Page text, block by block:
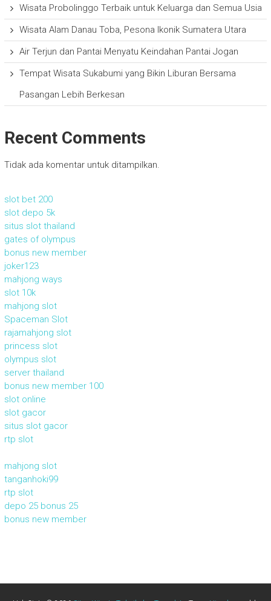
Wisata Probolinggo Terbaik untuk Keluarga dan Semua Usia
Wisata Alam Danau Toba, Pesona Ikonik Sumatera Utara
Air Terjun dan Pantai Menyatu Keindahan Pantai Jogan
Tempat Wisata Sukabumi yang Bikin Liburan Bersama
Pasangan Lebih Berkesan
Recent Comments
Tidak ada komentar untuk ditampilkan.
slot bet 200
slot depo 5k
situs slot thailand
gates of olympus
bonus new member
joker123
mahjong ways
slot 10k
mahjong slot
Spaceman Slot
rajamahjong slot
princess slot
olympus slot
server thailand
bonus new member 100
slot online
slot gacor
situs slot gacor
rtp slot
mahjong slot
tanganhoki99
rtp slot
depo 25 bonus 25
bonus new member